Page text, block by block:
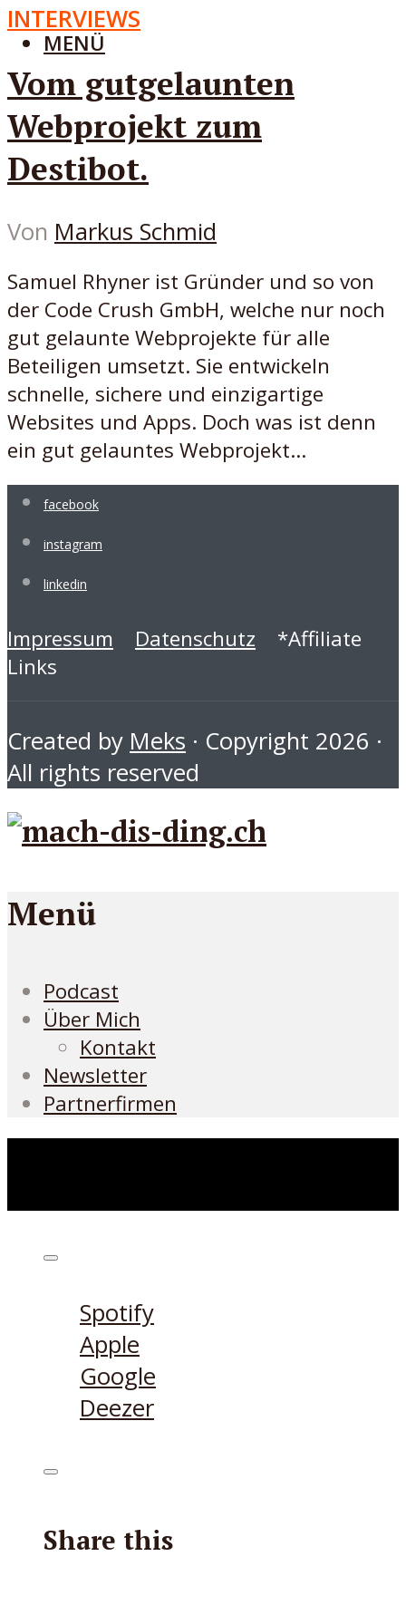
MENÜ
INTERVIEWS
Vom gutgelaunten
Webprojekt zum
Destibot.
Von Markus Schmid
Samuel Rhyner ist Gründer und so von
der Code Crush GmbH, welche nur noch
gut gelaunte Webprojekte für alle
Beteiligen umsetzt. Sie entwickeln
schnelle, sichere und einzigartige
Websites und Apps. Doch was ist denn
ein gut gelauntes Webprojekt...
facebook
instagram
linkedin
Impressum Datenschutz *Affiliate
Links
Created by Meks · Copyright 2026 ·
All rights reserved
Menü
Podcast
Über Mich
Kontakt
Newsletter
Partnerfirmen
Spotify
Apple
Google
Deezer
Share this